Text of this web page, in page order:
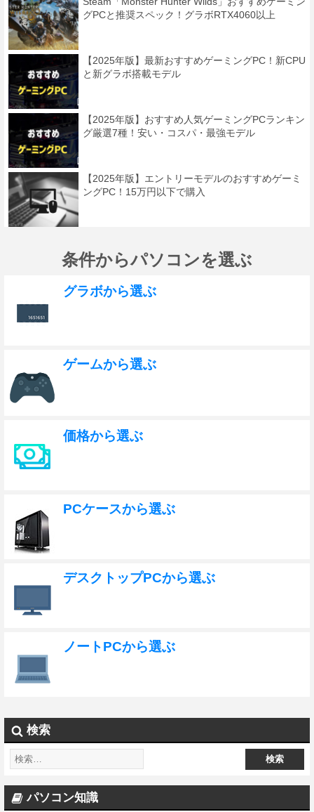
グPCと推奨スペック！グラボRTX4060以上
【2025年版】最新おすすめゲーミングPC！新CPU
と新グラボ搭載モデル
【2025年版】おすすめ人気ゲーミングPCランキン
グ厳選7種！安い・コスパ・最強モデル
【2025年版】エントリーモデルのおすすめゲーミ
ングPC！15万円以下で購入
条件からパソコンを選ぶ
グラボから選ぶ
ゲームから選ぶ
価格から選ぶ
PCケースから選ぶ
デスクトップPCから選ぶ
ノートPCから選ぶ
検索
パソコン知識